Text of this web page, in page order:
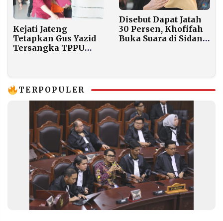
Kejati Jateng
Tetapkan Gus Yazid
Tersangka TPPU
Disebut Dapat Jatah
30 Persen, Khofifah
Buka Suara di Sidang
TERPOPULER